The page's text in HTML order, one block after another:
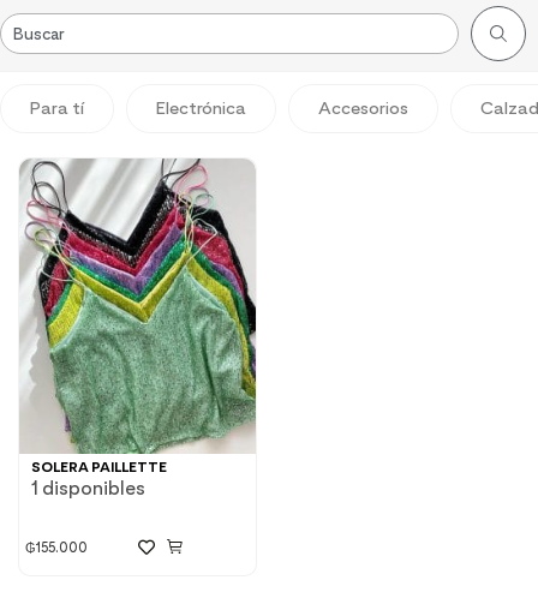
Para tí Electrónica Accesorios
SOLERA PAILLETTE
1 disponibles
₲155.000